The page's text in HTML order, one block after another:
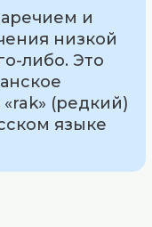
и
низкой
либо. Это
(редкий)
языке